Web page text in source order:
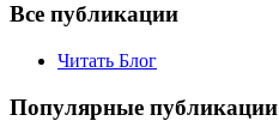
Все публикации
Читать Блог
Популярные публикации